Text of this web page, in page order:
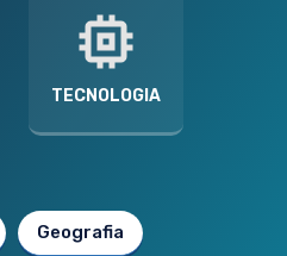
TECNOLOGIA
Geografia